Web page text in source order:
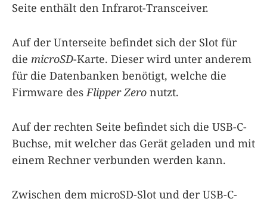
Seite enthält den Infrarot-Transceiver.
Auf der Unterseite befindet sich der Slot für
die microSD-Karte. Dieser wird unter anderem
für die Datenbanken benötigt, welche die
Firmware desFlipper Zero nutzt.
Auf der rechten Seite befindet sich die USB-C-
Buchse, mit welcher das Gerät geladen und mit
einem Rechner verbunden werden kann.
Zwischen dem microSD-Slot und der USB-C-